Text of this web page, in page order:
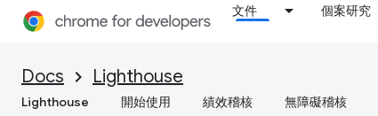
文件 個案研究
Docs Lighthouse
Lighthouse 開始使用 績效稽核 無障礙稽核